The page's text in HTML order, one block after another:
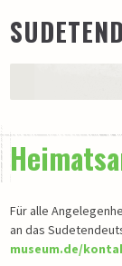
Trägerschaft
65 Jahre
Institut e.V.
BESTÄNDE
Für alle
an das
museum.de/